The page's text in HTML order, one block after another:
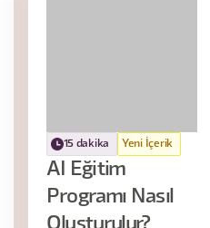
15 dakika Yeni İçerik
AI Eğitim
Programı Nasıl
Oluşturulur?